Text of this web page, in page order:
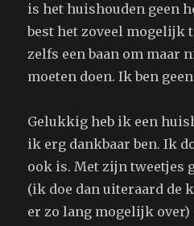
is het huishouden geen
best het zoveel mogelijk
zelfs een baan om maar
moeten doen. Ik ben
Gelukkig heb ik een
ik erg dankbaar ben. Ik
ook is. Met zijn tweetjes
(ik doe dan uiteraard de
er zo lang mogelijk over)